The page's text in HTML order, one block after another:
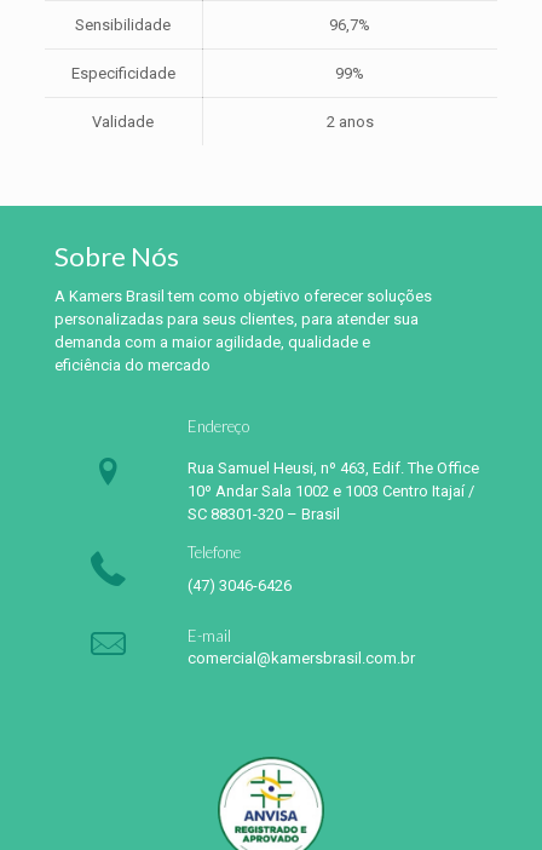
Sensibilidade 96,7%
Especificidade 99%
Validade 2 anos
Sobre Nós
A Kamers Brasil tem como objetivo oferecer soluções
personalizadas para seus clientes, para atender sua
demanda com a maior agilidade, qualidade e
eficiência do mercado
Endereço
Rua Samuel Heusi, nº 463, Edif. The Office
10º Andar Sala 1002 e 1003 Centro Itajaí /
SC 88301-320 – Brasil
Telefone
(47) 3046-6426
E-mail
comercial@kamersbrasil.com.br